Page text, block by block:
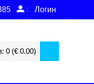
: Логин
0 (€ 0.00)